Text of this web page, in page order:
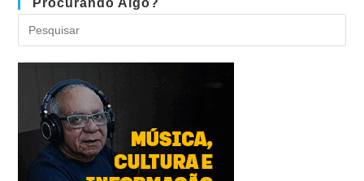
Procurando Algo?